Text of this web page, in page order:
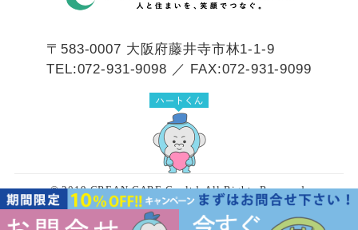
〒583-0007 大阪府藤井寺市林1-1-9
TEL:072-931-9098 ／ FAX:072-931-9099
© 2019 CREAN CARE Co.,ltd. All Rights Reserved.